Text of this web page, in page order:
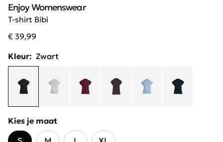
T-shirt Bibi
Enjoy Womenswear
€ 39,99
Kleur: Zwart
Kies je maat